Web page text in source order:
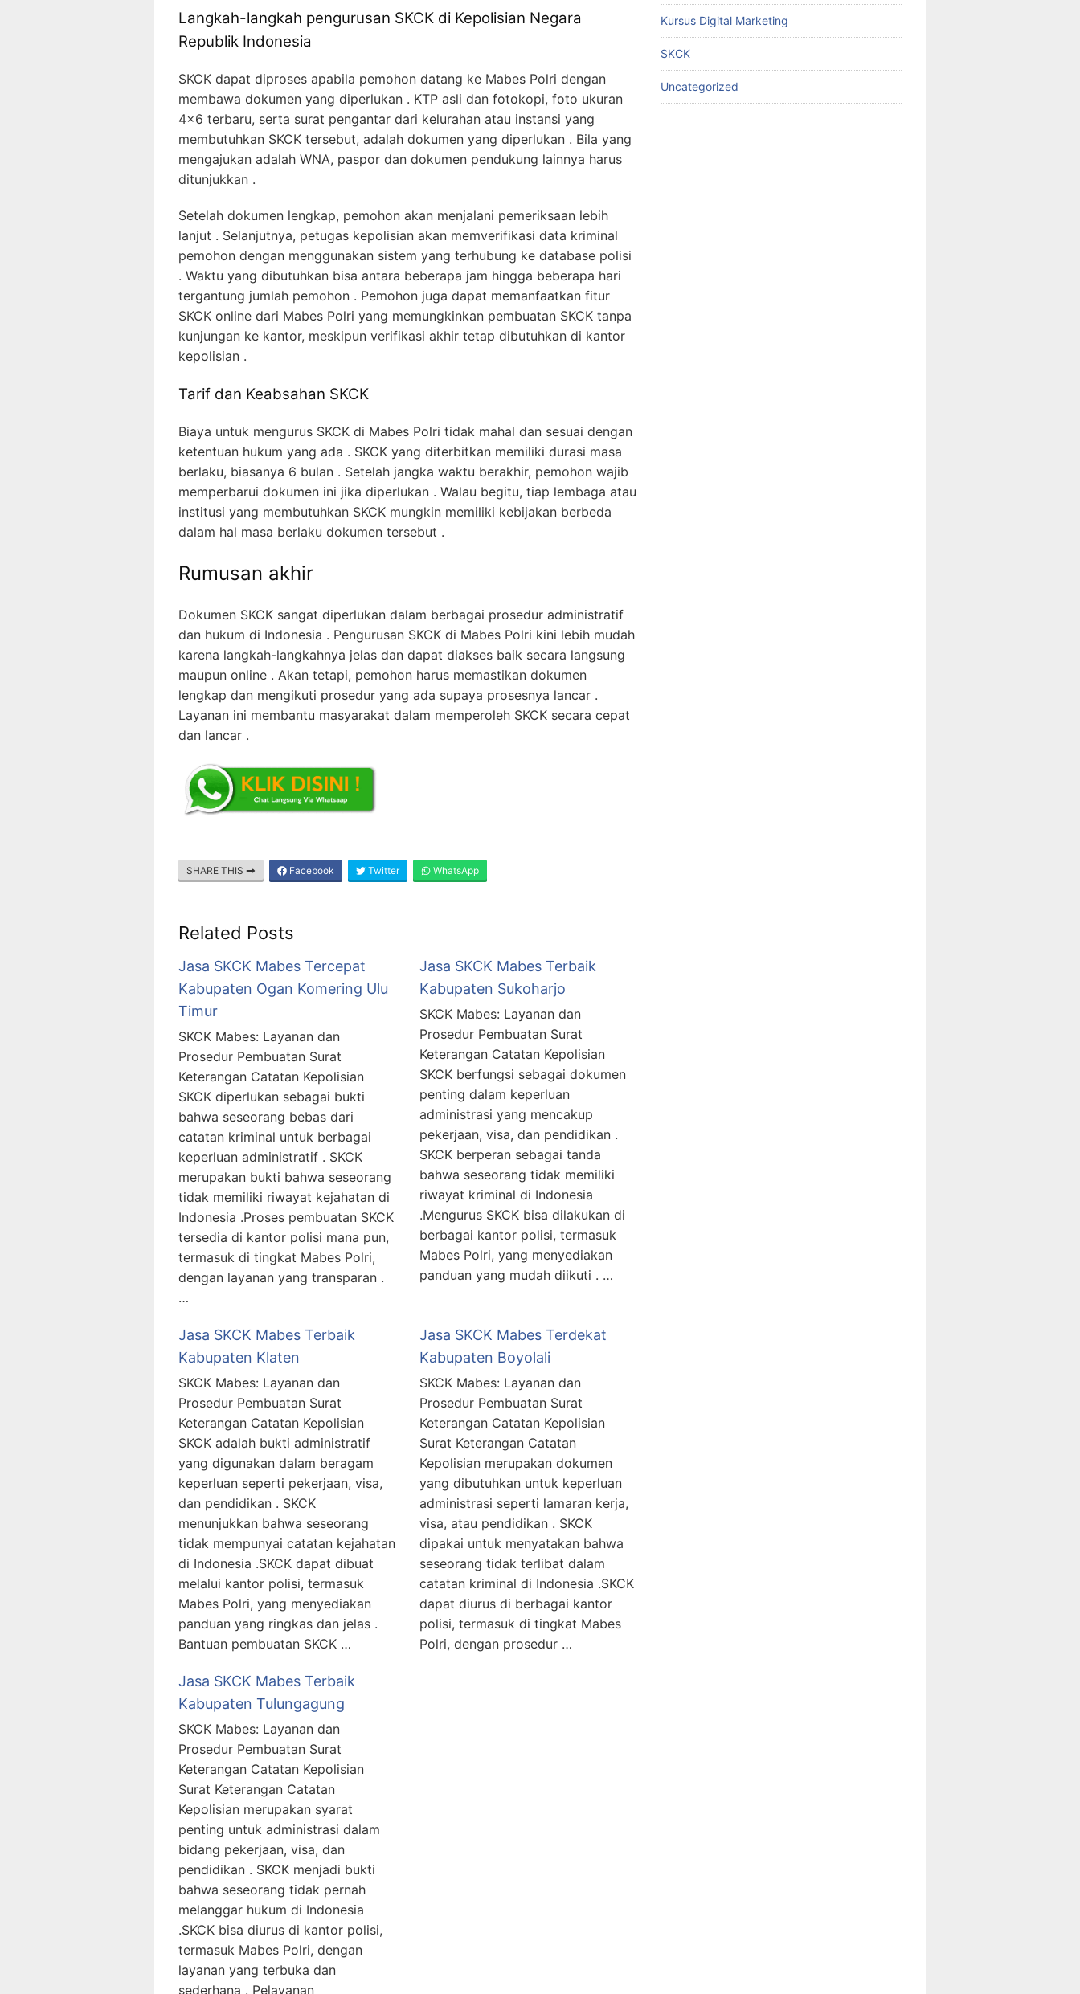
Langkah-langkah pengurusan SKCK di Kepolisian Negara
Republik Indonesia
SKCK dapat diproses apabila pemohon datang ke Mabes Polri dengan
membawa dokumen yang diperlukan . KTP asli dan fotokopi, foto ukuran
4×6 terbaru, serta surat pengantar dari kelurahan atau instansi yang
membutuhkan SKCK tersebut, adalah dokumen yang diperlukan . Bila yang
mengajukan adalah WNA, paspor dan dokumen pendukung lainnya harus
ditunjukkan .
Setelah dokumen lengkap, pemohon akan menjalani pemeriksaan lebih
lanjut . Selanjutnya, petugas kepolisian akan memverifikasi data kriminal
pemohon dengan menggunakan sistem yang terhubung ke database polisi
. Waktu yang dibutuhkan bisa antara beberapa jam hingga beberapa hari
tergantung jumlah pemohon . Pemohon juga dapat memanfaatkan fitur
SKCK online dari Mabes Polri yang memungkinkan pembuatan SKCK tanpa
kunjungan ke kantor, meskipun verifikasi akhir tetap dibutuhkan di kantor
kepolisian .
Tarif dan Keabsahan SKCK
Biaya untuk mengurus SKCK di Mabes Polri tidak mahal dan sesuai dengan
ketentuan hukum yang ada . SKCK yang diterbitkan memiliki durasi masa
berlaku, biasanya 6 bulan . Setelah jangka waktu berakhir, pemohon wajib
memperbarui dokumen ini jika diperlukan . Walau begitu, tiap lembaga atau
institusi yang membutuhkan SKCK mungkin memiliki kebijakan berbeda
dalam hal masa berlaku dokumen tersebut .
Rumusan akhir
Dokumen SKCK sangat diperlukan dalam berbagai prosedur administratif
dan hukum di Indonesia . Pengurusan SKCK di Mabes Polri kini lebih mudah
karena langkah-langkahnya jelas dan dapat diakses baik secara langsung
maupun online . Akan tetapi, pemohon harus memastikan dokumen
lengkap dan mengikuti prosedur yang ada supaya prosesnya lancar .
Layanan ini membantu masyarakat dalam memperoleh SKCK secara cepat
dan lancar .
SHARE THIS Facebook Twitter WhatsApp
Related Posts
Jasa SKCK Mabes Tercepat
Kabupaten Ogan Komering Ulu
Timur
SKCK Mabes: Layanan dan
Prosedur Pembuatan Surat
Keterangan Catatan Kepolisian
SKCK diperlukan sebagai bukti
bahwa seseorang bebas dari
catatan kriminal untuk berbagai
keperluan administratif . SKCK
merupakan bukti bahwa seseorang
tidak memiliki riwayat kejahatan di
Indonesia .Proses pembuatan SKCK
tersedia di kantor polisi mana pun,
termasuk di tingkat Mabes Polri,
dengan layanan yang transparan .
…
Jasa SKCK Mabes Terbaik
Kabupaten Sukoharjo
SKCK Mabes: Layanan dan
Prosedur Pembuatan Surat
Keterangan Catatan Kepolisian
SKCK berfungsi sebagai dokumen
penting dalam keperluan
administrasi yang mencakup
pekerjaan, visa, dan pendidikan .
SKCK berperan sebagai tanda
bahwa seseorang tidak memiliki
riwayat kriminal di Indonesia
.Mengurus SKCK bisa dilakukan di
berbagai kantor polisi, termasuk
Mabes Polri, yang menyediakan
panduan yang mudah diikuti . …
Jasa SKCK Mabes Terbaik
Kabupaten Klaten
SKCK Mabes: Layanan dan
Prosedur Pembuatan Surat
Keterangan Catatan Kepolisian
SKCK adalah bukti administratif
yang digunakan dalam beragam
keperluan seperti pekerjaan, visa,
dan pendidikan . SKCK
menunjukkan bahwa seseorang
tidak mempunyai catatan kejahatan
di Indonesia .SKCK dapat dibuat
melalui kantor polisi, termasuk
Mabes Polri, yang menyediakan
panduan yang ringkas dan jelas .
Bantuan pembuatan SKCK …
Jasa SKCK Mabes Terdekat
Kabupaten Boyolali
SKCK Mabes: Layanan dan
Prosedur Pembuatan Surat
Keterangan Catatan Kepolisian
Surat Keterangan Catatan
Kepolisian merupakan dokumen
yang dibutuhkan untuk keperluan
administrasi seperti lamaran kerja,
visa, atau pendidikan . SKCK
dipakai untuk menyatakan bahwa
seseorang tidak terlibat dalam
catatan kriminal di Indonesia .SKCK
dapat diurus di berbagai kantor
polisi, termasuk di tingkat Mabes
Polri, dengan prosedur …
Jasa SKCK Mabes Terbaik
Kabupaten Tulungagung
SKCK Mabes: Layanan dan
Prosedur Pembuatan Surat
Keterangan Catatan Kepolisian
Surat Keterangan Catatan
Kepolisian merupakan syarat
penting untuk administrasi dalam
bidang pekerjaan, visa, dan
pendidikan . SKCK menjadi bukti
bahwa seseorang tidak pernah
melanggar hukum di Indonesia
.SKCK bisa diurus di kantor polisi,
termasuk Mabes Polri, dengan
layanan yang terbuka dan
sederhana . Pelayanan
Kursus Digital Marketing
SKCK
Uncategorized